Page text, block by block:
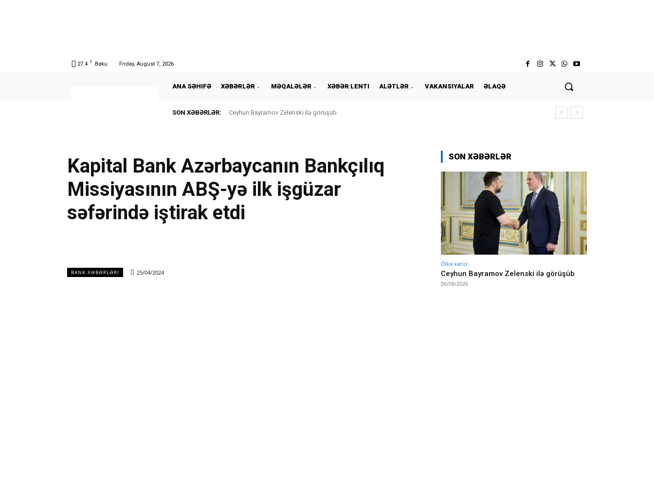
27.4 C Baku Friday, August 7, 2026
ANA SƏHIFƏ XƏBƏRLƏR MƏQALƏLƏR XƏBƏR LENTI ALƏTLƏR VAKANSIYALAR ƏLAQƏ
SON XƏBƏRLƏR: Ceyhun Bayramov Zelenski ilə görüşüb
Kapital Bank Azərbaycanın Bankçılıq
Missiyasının ABŞ-yə ilk işgüzar
səfərində iştirak etdi
BANK XƏBƏRLƏRI 25/04/2024
SON XƏBƏRLƏR
Ölkə xarici
Ceyhun Bayramov Zelenski ilə görüşüb
06/08/2026